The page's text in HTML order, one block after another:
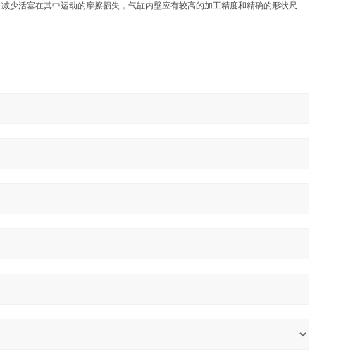
少活塞在其中运动的摩擦损失，气缸内壁应有较高的加工精度和精确的形状尺